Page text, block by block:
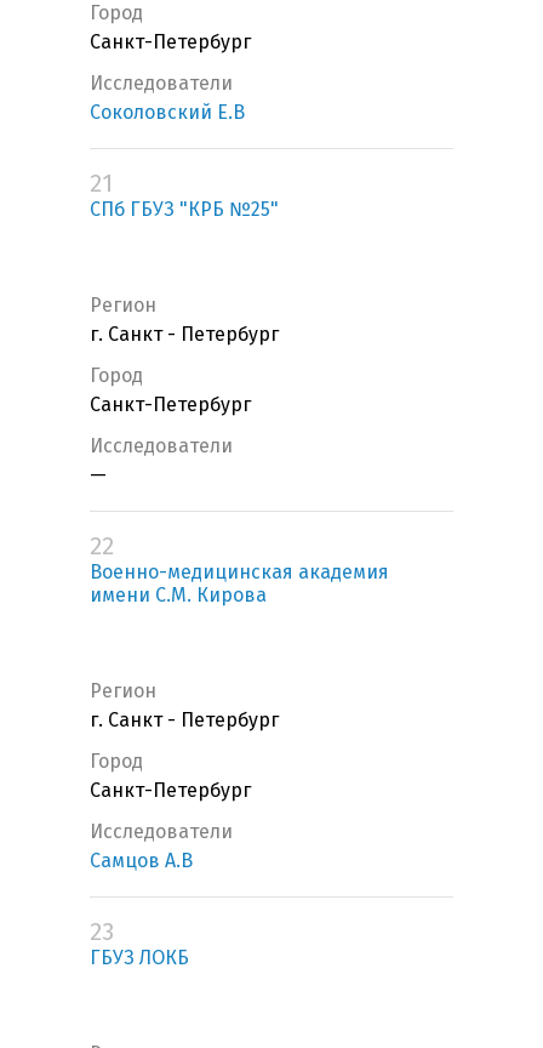
Город
Санкт-Петербург
Исследователи
Соколовский Е.В
21
СПб ГБУЗ "КРБ №25"
Регион
г. Санкт - Петербург
Город
Санкт-Петербург
Исследователи
—
22
Военно-медицинская академия
имени С.М. Кирова
Регион
г. Санкт - Петербург
Город
Санкт-Петербург
Исследователи
Самцов А.В
23
ГБУЗ ЛОКБ